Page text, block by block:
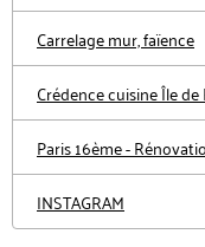
Carrelage mur, faïence
Crédence cuisine Île
Paris 16ème -
INSTAGRAM